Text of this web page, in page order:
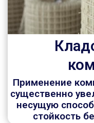
Применение
существенно
несущую
стойкость